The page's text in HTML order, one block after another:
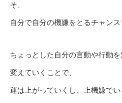
そ、
自分で自分の機嫌をとるチャンス
ちょっとした自分の言動や行動
変えていくことで、
運は上がっていくし、上機嫌で